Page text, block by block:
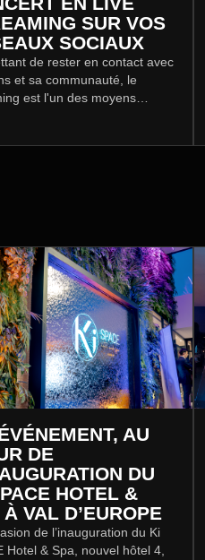
SUR VOS
SOCIAUX
de rester en contact avec
et sa communauté, le
est l'un des moyens
AU
DE
DU
HOTEL &
À VAL D’EUROPE
de l’inauguration du Ki
Hotel & Spa, nouvel hôtel 4,